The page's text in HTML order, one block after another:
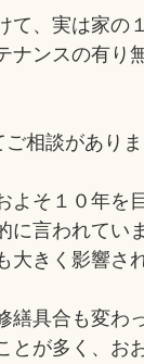
、実は家の
ナンスの有
相談がありま
よそ１０年を
言われていま
大きく影響
具合も変わ
とが多く、